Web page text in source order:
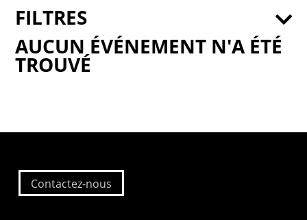
AUCUN ÉVÉNEMENT N'A ÉTÉ
TROUVÉ
FILTRES
Contactez-nous